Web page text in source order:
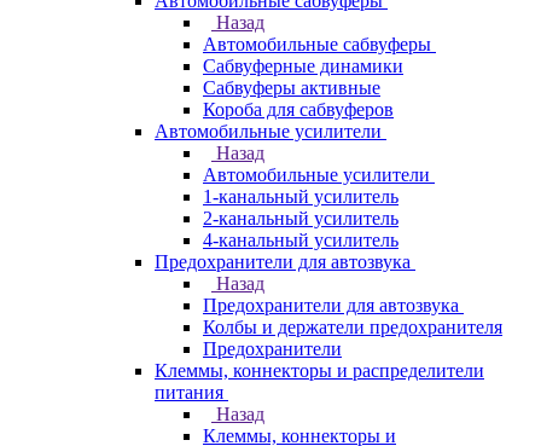
Назад
Автомобильные сабвуферы
Сабвуферные динамики
Сабвуферы активные
Короба для сабвуферов
Автомобильные усилители
Назад
Автомобильные усилители
1-канальный усилитель
2-канальный усилитель
4-канальный усилитель
Предохранители для автозвука
Назад
Предохранители для автозвука
Колбы и держатели предохранителя
Предохранители
Клеммы, коннекторы и распределители
питания
Назад
Клеммы, коннекторы и